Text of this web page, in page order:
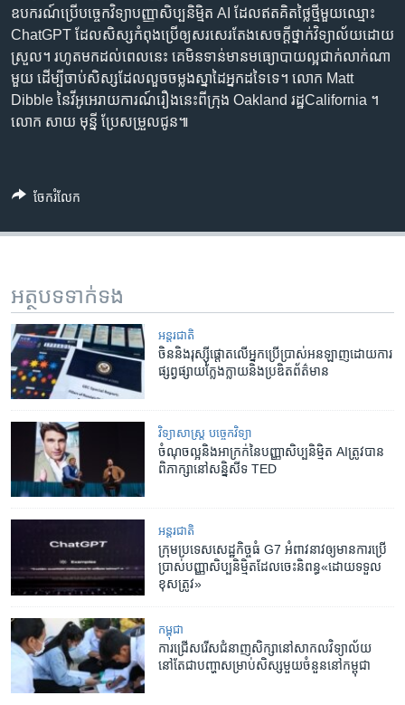
ទៅ​
កាន់​
ទំព័រ​
ស្វែង​
ភាសា
ឧបករណ៍​​ប្រើ​បច្ចេកវិទ្យា​បញ្ញា​សិប្បនិម្មិត AI ​​ដែល​ឥត​គិត​ថ្លៃ​ថ្មី​មួយ​ឈ្មោះ
ChatGPT ដែល​សិស្ស​កំពុង​ប្រើ​ឲ្យ​សរសេរ​តែង​សេចក្ដី​ថ្នាក់​វិទ្យាល័យ​ដោយ​
ស្រួល។ រហូត​មក​ដល់​ពេល​នេះ គេ​មិន​ទាន់​មាន​មធ្យោបាយ​​​ល្អ​ជាក់លាក់​ណា​
មួយ​ ដើម្បី​ចាប់​សិស្ស​ដែល​លួច​ចម្លង​ស្នាដៃ​អ្នក​ដទៃ​ទេ។ លោក Matt
Dibble នៃ​វីអូអេ​រាយការណ៍​រឿង​នេះ​ពី​ក្រុង ​Oakland រដ្ឋCalifornia ។
លោក សាយ មុន្នី ប្រែ​សម្រួល​ជូន៕
ចែករំលែក
អត្ថបទ​ទាក់ទង
អន្តរជាតិ
ចិន​និង​រុស្ស៊ី​ផ្តោត​លើ​អ្នកប្រើប្រាស់​អនឡាញ​ដោយ​ការ
ផ្សព្វផ្សាយ​ក្លែងក្លាយ​និង​ប្រឌិត​ព័ត៌មាន
វិទ្យាសាស្ត្រ បច្ចេកវិទ្យា
ចំណុច​ល្អ​និង​អាក្រក់​នៃ​​បញ្ញាសិប្បនិម្មិត AIត្រូវ​បាន​​
ពិភាក្សា​នៅ​សន្និសីទ​ TED
អន្តរជាតិ
ក្រុម​ប្រទេស​សេដ្ឋកិច្ច​ធំ G7 អំពាវនាវ​ឲ្យ​មាន​ការ​ប្រើ
ប្រាស់​បញ្ញាសិប្បនិម្មិត​ដែល​ចេះ​និពន្ធ«ដោយ​ទទួល​
ខុសត្រូវ»
កម្ពុជា
ការជ្រើសរើស​ជំនាញ​សិក្សា​នៅ​សាកល​វិទ្យាល័យ​
នៅតែ​ជា​បញ្ហា​សម្រាប់​សិស្ស​មួយ​ចំនួន​នៅ​កម្ពុជា